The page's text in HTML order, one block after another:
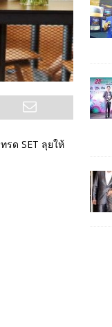
รด SET ลุยให้